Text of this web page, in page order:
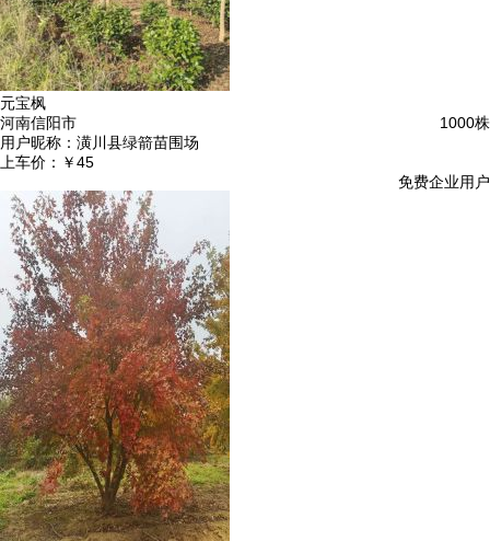
元宝枫
1000株
河南信阳市
用户昵称： 潢川县绿箭苗围场
上车价： ￥45
免费企业用户